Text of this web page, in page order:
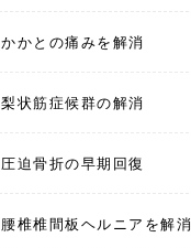
かかとの痛みを解消
梨状筋症候群の解消
圧迫骨折の早期回復
腰椎椎間板ヘルニアを解消